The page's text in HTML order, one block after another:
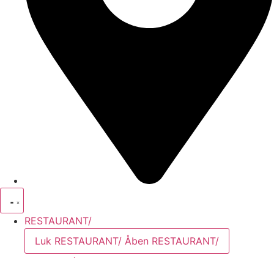
RESTAURANT/
Luk RESTAURANT/ Åben RESTAURANT/